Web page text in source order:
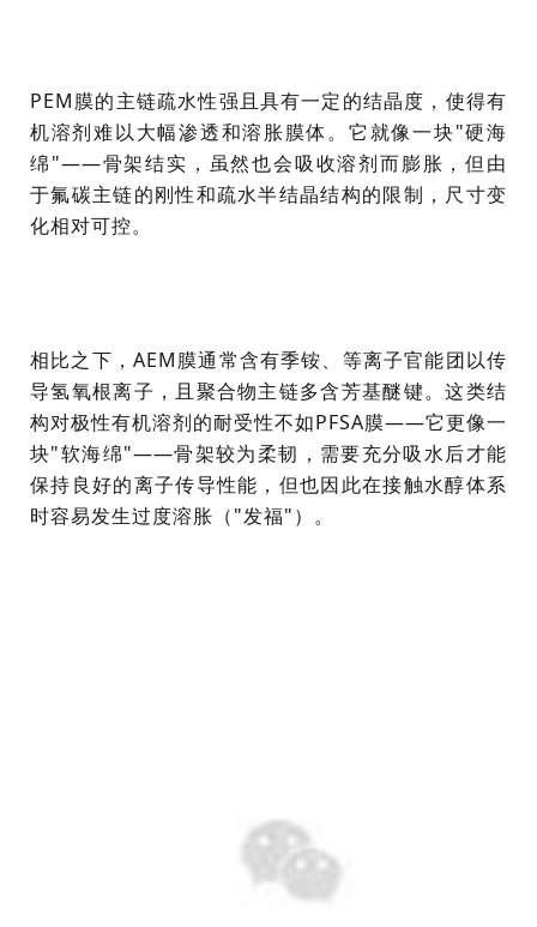
PEM膜的主链疏水性强且具有一定的结晶度，使得有
机溶剂难以大幅渗透和溶胀膜体。它就像一块"硬海
绵"——骨架结实，虽然也会吸收溶剂而膨胀，但由
于氟碳主链的刚性和疏水半结晶结构的限制，尺寸变
化相对可控。
相比之下，AEM膜通常含有季铵、等离子官能团以传
导氢氧根离子，且聚合物主链多含芳基醚键。这类结
构对极性有机溶剂的耐受性不如PFSA膜——它更像一
块"软海绵"——骨架较为柔韧，需要充分吸水后才能
保持良好的离子传导性能，但也因此在接触水醇体系
时容易发生过度溶胀（"发福"）。